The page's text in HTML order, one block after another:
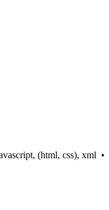
(html, css), xml •